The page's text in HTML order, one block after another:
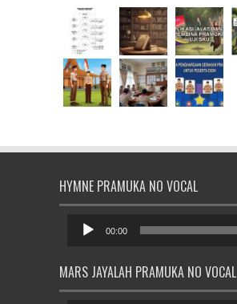
HYMNE PRAMUKA NO VOCAL
Audio
00:00
MARS JAYALAH PRAMUKA NO VOCAL